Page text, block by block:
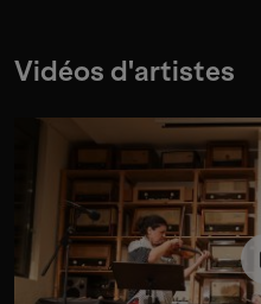
Vidéos d'artistes